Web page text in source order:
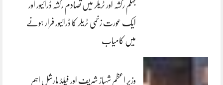
جہلم رکشہ اور ٹریلر میں تصادم رکشہ ڈرائیور اور
ایک عورت زخمی ٹریلر کا ڈرائیور فرار ہونے
میں کامیاب
وزیر اعظم شہباز شریف اور فیلڈ مارشل اہم